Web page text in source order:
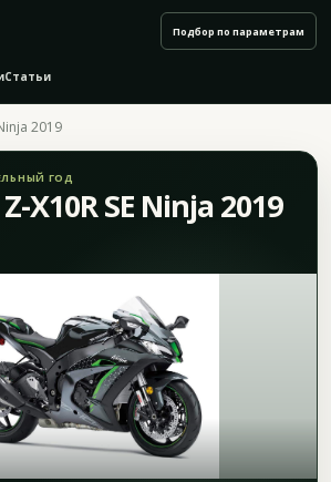
Статьи
Подбор по параметрам
2019
ГОД
X10R SE Ninja 2019